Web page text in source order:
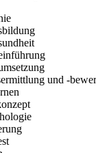
und -